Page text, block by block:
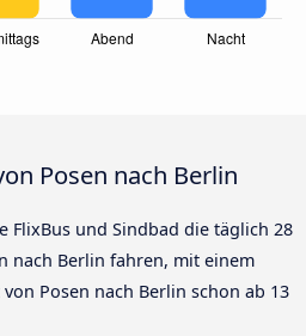
Posen nach Berlin
FlixBus und Sindbad die täglich 28
nach Berlin fahren, mit einem
Posen nach Berlin schon ab 13